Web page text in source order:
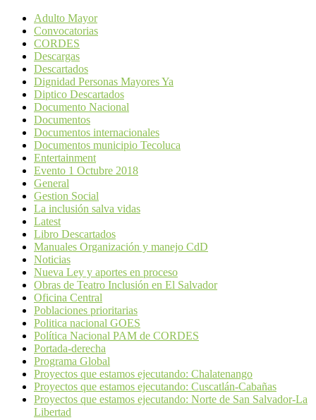
Adulto Mayor
Convocatorias
CORDES
Descargas
Descartados
Dignidad Personas Mayores Ya
Diptico Descartados
Documento Nacional
Documentos
Documentos internacionales
Documentos municipio Tecoluca
Entertainment
Evento 1 Octubre 2018
General
Gestion Social
La inclusión salva vidas
Latest
Libro Descartados
Manuales Organización y manejo CdD
Noticias
Nueva Ley y aportes en proceso
Obras de Teatro Inclusión en El Salvador
Oficina Central
Poblaciones prioritarias
Politica nacional GOES
Política Nacional PAM de CORDES
Portada-derecha
Programa Global
Proyectos que estamos ejecutando: Chalatenango
Proyectos que estamos ejecutando: Cuscatlán-Cabañas
Proyectos que estamos ejecutando: Norte de San Salvador-La
Libertad